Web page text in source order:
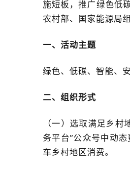
施短板，推广绿色低
农村部、国家能源局
一、活动主题
绿色、低碳、智能、
二、组织形式
（一）选取满足乡
务平台”公众号中动
车乡村地区消费。